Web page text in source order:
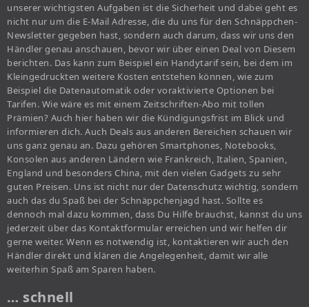
unserer wichtigsten Aufgaben ist die Sicherheit und dabei geht es
nicht nur um die E-Mail Adresse, die du uns für den Schnäppchen-
Newsletter gegeben hast, sondern auch darum, dass wir uns den
Händler genau anschauen, bevor wir über einen Deal von Diesem
berichten. Das kann zum Beispiel ein Handytarif sein, bei dem im
Kleingedruckten weitere Kosten entstehen können, wie zum
Beispiel die Datenautomatik oder voraktivierte Optionen bei
Tarifen. Wie wäre es mit einem Zeitschriften-Abo mit tollen
Prämien? Auch hier haben wir die Kündigungsfrist im Blick und
informieren dich. Auch Deals aus anderen Bereichen schauen wir
uns ganz genau an. Dazu gehören Smartphones, Notebooks,
Konsolen aus anderen Ländern wie Frankreich, Italien, Spanien,
England und besonders China, mit den vielen Gadgets zu sehr
guten Preisen. Uns ist nicht nur der Datenschutz wichtig, sondern
auch das du Spaß bei der Schnäppchenjagd hast. Sollte es
dennoch mal dazu kommen, dass Du Hilfe brauchst, kannst du uns
jederzeit über das Kontaktformular erreichen und wir helfen dir
gerne weiter. Wenn es notwendig ist, kontaktieren wir auch den
Händler direkt und klären die Angelegenheit, damit wir alle
weiterhin Spaß am Sparen haben.
… schnell